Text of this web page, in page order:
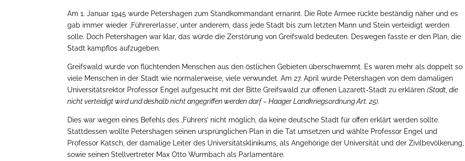
Am 1. Januar 1945 wurde Petershagen zum Standkommandant ernannt. Die Rote Armee rückte beständig näher und es
gab immer wieder ‚Führererlasse‘, unter anderem, dass jede Stadt bis zum letzten Mann und Stein verteidigt werden
solle. Doch Petershagen war klar, das würde die Zerstörung von Greifswald bedeuten. Deswegen fasste er den Plan, die
Stadt kampflos aufzugeben.
Greifswald wurde von flüchtenden Menschen aus den östlichen Gebieten überschwemmt. Es waren mehr als doppelt so
viele Menschen in der Stadt wie normalerweise, viele verwundet. Am 27. April wurde Petershagen von dem damaligen
Universitätsrektor Professor Engel aufgesucht mit der Bitte Greifswald zur offenen Lazarett-Stadt zu erklären(Stadt, die
nicht verteidigt wird und deshalb nicht angegriffen werden darf – Haager Landkriegsordnung Art. 25).
Dies war wegen eines Befehls des ‚Führers’ nicht möglich, da keine deutsche Stadt für offen erklärt werden sollte.
Stattdessen wollte Petershagen seinen ursprünglichen Plan in die Tat umsetzen und wählte Professor Engel und
Professor Katsch, der damalige Leiter des Universitätsklinikums, als Angehörige der Universität und der Zivilbevölkerung,
sowie seinen Stellvertreter Max Otto Wurmbach als Parlamentäre.